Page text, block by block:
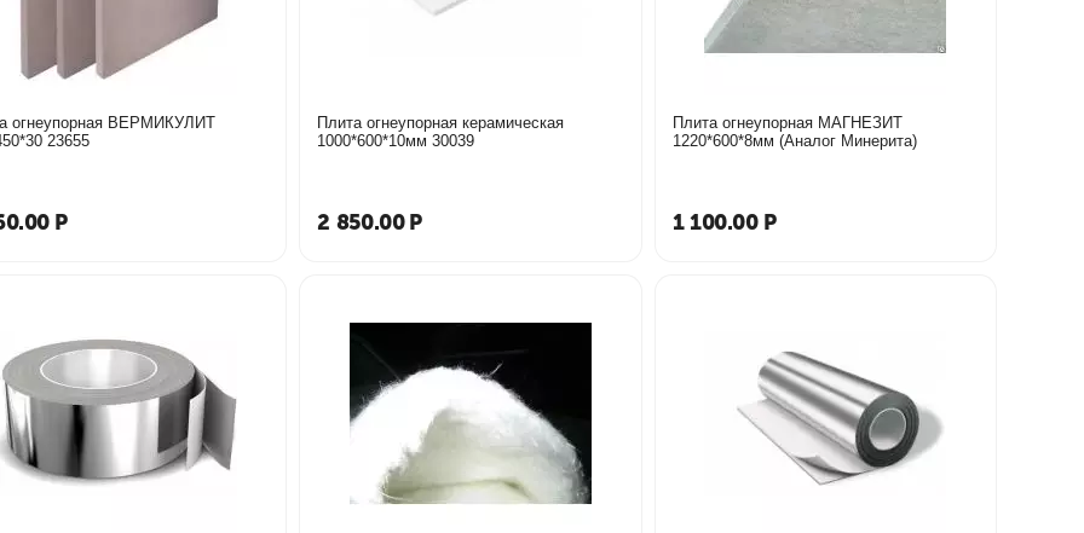
ВЕРМИКУЛИТ
450*450*30 23655
Р
Плита огнеупорная керамическая
1000*600*10мм 30039
2 850.00 Р
Плита огнеупорная МАГНЕЗИТ
1220*600*8мм (Аналог Минерита)
1 100.00 Р